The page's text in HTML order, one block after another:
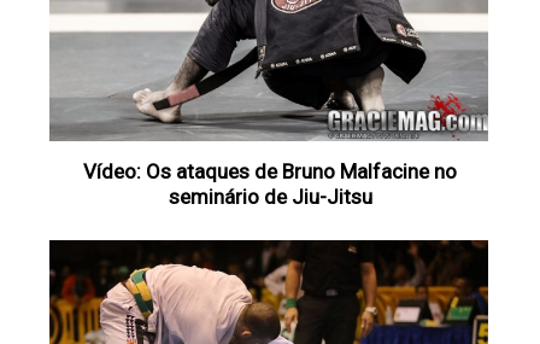
Vídeo: Os ataques de Bruno Malfacine no
seminário de Jiu-Jitsu